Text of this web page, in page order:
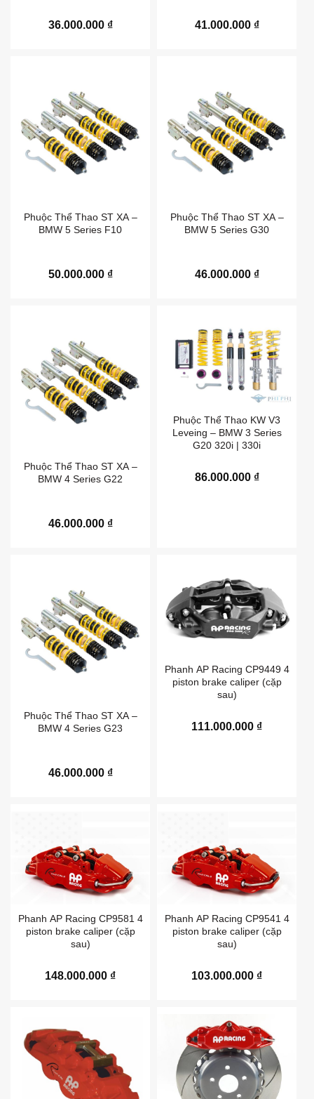
36.000.000 ₫ 41.000.000 ₫
Phuộc Thể Thao ST XA –
BMW 5 Series F10
50.000.000 ₫
Phuộc Thể Thao ST XA –
BMW 5 Series G30
46.000.000 ₫
Phuộc Thể Thao ST XA –
BMW 4 Series G22
46.000.000 ₫
Phuộc Thể Thao KW V3
Leveing – BMW 3 Series
G20 320i | 330i
86.000.000 ₫
Phuộc Thể Thao ST XA –
BMW 4 Series G23
46.000.000 ₫
Phanh AP Racing CP9449 4
piston brake caliper (cặp
sau)
111.000.000 ₫
Phanh AP Racing CP9581 4
piston brake caliper (cặp
sau)
148.000.000 ₫
Phanh AP Racing CP9541 4
piston brake caliper (cặp
sau)
103.000.000 ₫